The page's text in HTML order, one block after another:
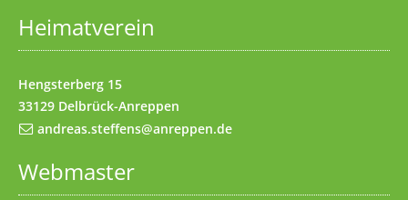
Impressum(Access key 8)
Kontakt(Access key 9)
Heimatverein
Hengsterberg 15
33129 Delbrück-Anreppen
andreas.steffens@anreppen.de
Webmaster